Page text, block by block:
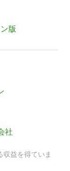
版
社
収益を得ていま